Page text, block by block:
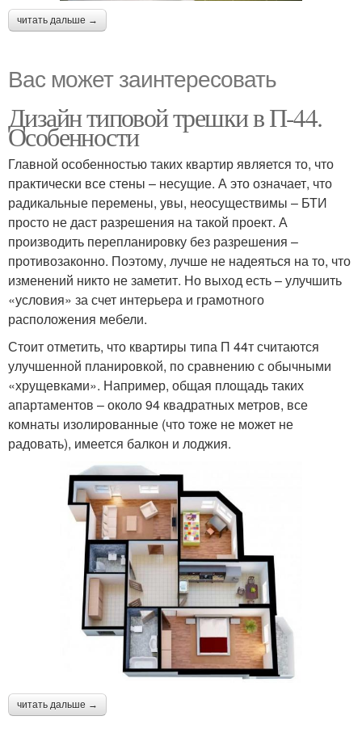
читать дальше →
Вас может заинтересовать
Дизайн типовой трешки в П-44.
Особенности
Главной особенностью таких квартир является то, что
практически все стены – несущие. А это означает, что
радикальные перемены, увы, неосуществимы – БТИ
просто не даст разрешения на такой проект. А
производить перепланировку без разрешения –
противозаконно. Поэтому, лучше не надеяться на то, что
изменений никто не заметит. Но выход есть – улучшить
«условия» за счет интерьера и грамотного
расположения мебели.
Стоит отметить, что квартиры типа П 44т считаются
улучшенной планировкой, по сравнению с обычными
«хрущевками». Например, общая площадь таких
апартаментов – около 94 квадратных метров, все
комнаты изолированные (что тоже не может не
радовать), имеется балкон и лоджия.
читать дальше →